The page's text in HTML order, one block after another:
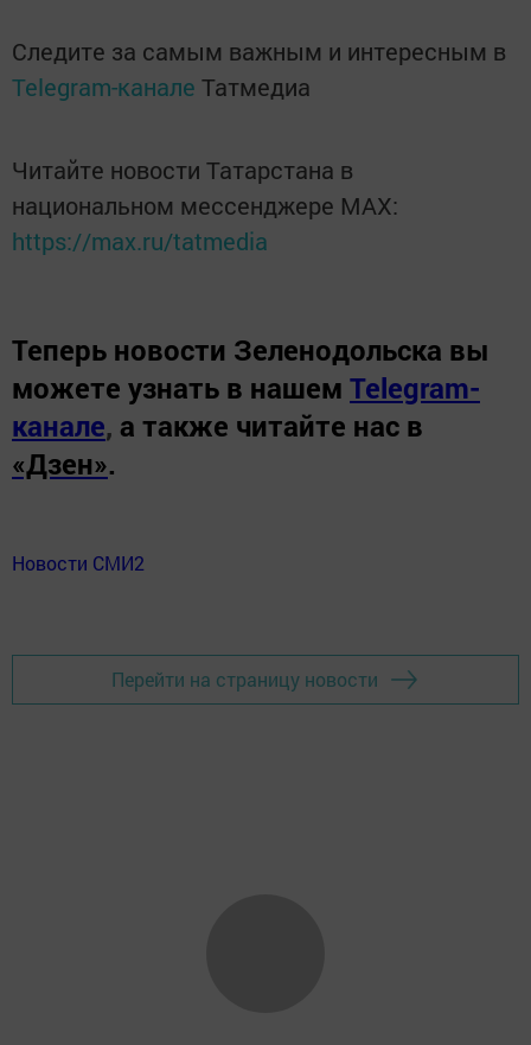
Следите за самым важным и интересным в
Telegram-канале Татмедиа
Читайте новости Татарстана в
национальном мессенджере MАХ:
https://max.ru/tatmedia
Теперь новости Зеленодольска вы
можете узнать в нашем Telegram-
канале, а также читайте нас в
«Дзен».
Новости СМИ2
Перейти на страницу новости